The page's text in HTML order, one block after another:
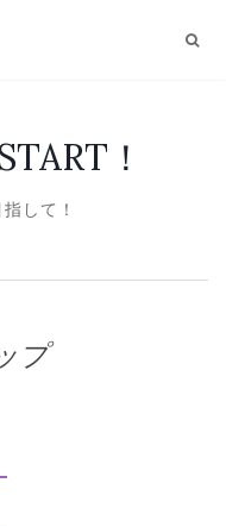
！
して！
プ